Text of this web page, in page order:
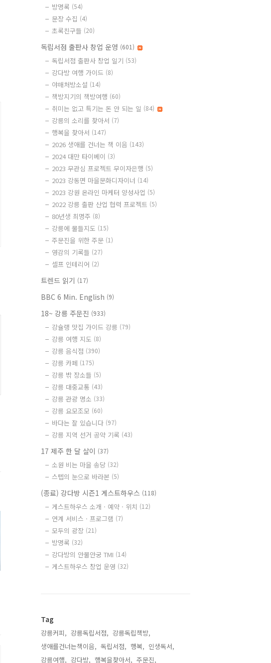
방명록 (54)
문장 수집 (4)
초록친구들 (20)
독립서점 출판사 창업 운영 (601)
독립서점 출판사 창업 일기 (53)
강다방 여행 가이드 (8)
야매처방소설 (14)
책방지기의 책방여행 (60)
취미는 없고 특기는 돈 안 되는 일 (84)
강릉의 소리를 찾아서 (7)
행복을 찾아서 (147)
2026 생애를 건너는 책 이음 (143)
2024 대만 타이베이 (3)
2023 무관심 프로젝트 무이자은행 (5)
2023 강동면 마을문화디자이너 (14)
2023 강원 온라인 마케터 양성사업 (5)
2022 강릉 출판 산업 협력 프로젝트 (5)
80년생 최명주 (8)
강릉에 물들지도 (15)
주문진을 위한 주문 (1)
영감의 기록들 (27)
셀프 인테리어 (2)
트렌드 읽기 (17)
BBC 6 Min. English (9)
18~ 강릉 주문진 (933)
강슐랭 맛집 가이드 강릉 (79)
강릉 여행 지도 (8)
강릉 음식점 (390)
강릉 카페 (175)
강릉 밖 장소들 (5)
강릉 대중교통 (43)
강릉 관광 명소 (33)
강릉 요모조모 (60)
바다는 잘 있습니다 (97)
강릉 지역 선거 공약 기록 (43)
17 제주 한 달 살이 (37)
소원 비는 마을 송당 (32)
스텝의 눈으로 바라본 (5)
(종료) 강다방 시즌1 게스트하우스 (118)
게스트하우스 소개 · 예약 · 위치 (12)
연계 서비스 · 프로그램 (7)
모두의 광장 (21)
방명록 (32)
강다방의 안물안궁 TMI (14)
게스트하우스 창업 운영 (32)
Tag
강릉커피, 강릉독립서점, 강릉독립책방,
생애를건너는책이음, 독립서점, 행복, 인생독서,
강릉여행, 강다방, 행복을찾아서, 주문진,